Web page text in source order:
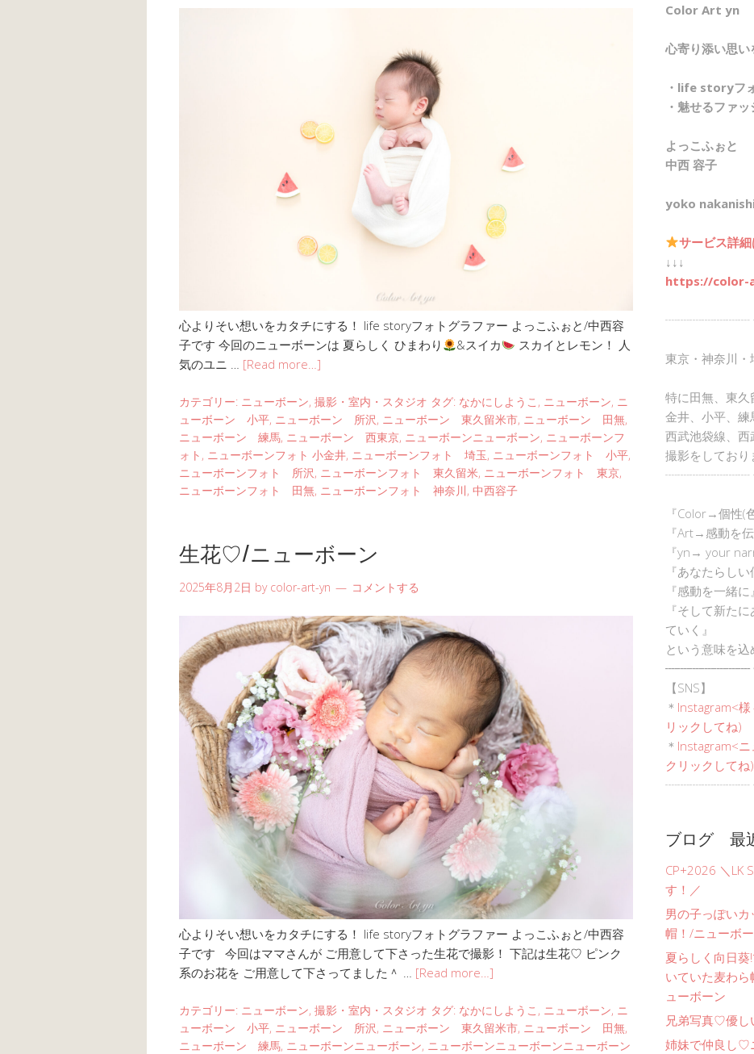
心よりそい想いをカタチにする！ life storyフォトグラファー よっこふぉと/中西容
子です 今回のニューボーンは 夏らしく ひまわり
&スイカ
スカイとレモン！ 人
気のユニ … [Read more…]
カテゴリー: ニューボーン, 撮影・室内・スタジオ タグ: なかにしようこ , ニューボーン, ニ
ューボーン 小平, ニューボーン 所沢, ニューボーン 東久留米市, ニューボーン 田無,
ニューボーン 練馬, ニューボーン 西東京, ニューボーンニューボーン, ニューボーンフ
ォト , ニューボーンフォト 小金井, ニューボーンフォト 埼玉, ニューボーンフォト 小平,
ニューボーンフォト 所沢, ニューボーンフォト 東久留米, ニューボーンフォト 東京,
ニューボーンフォト 田無, ニューボーンフォト 神奈川, 中西容子
生花♡/ニューボーン
2025年8月2日 by color-art-yn コメントする
心よりそい想いをカタチにする！ life storyフォトグラファー よっこふぉと/中西容
子です 今回はママさんが ご用意して下さった生花で撮影！ 下記は生花♡ ピンク
系のお花を ご用意して下さってました＾ … [Read more…]
カテゴリー: ニューボーン, 撮影・室内・スタジオ タグ: なかにしようこ , ニューボーン, ニ
ューボーン 小平, ニューボーン 所沢, ニューボーン 東久留米市, ニューボーン 田無,
ニューボーン 練馬, ニューボーンニューボーン, ニューボーンニューボーンニューボーン
Color Art yn
心寄り添い思い
・life storyフ
・魅せるファ
よっこふぉと
中西 容子
yoko
サービス詳
↓↓↓
https://color-
┈┈┈┈┈┈┈
東京・神奈川・
特に田無、東
金井、小平、練
西武池袋線、
撮影をしており
┈┈┈┈┈┈┈
『Color→個性(
『Art→感動を
『yn→ your
『あなたらし
『感動を一緒に』
『そして新た
ていく』
という意味を込
┈┈┈┈┈┈┈
【SNS】
＊ Instagram<様
リックしてね)
＊ Instagram<
クリックしてね)
┈┈┈┈┈┈┈
ブログ 最
CP+2026 ＼LK
す！／
男の子っぽい
帽！/ニューボ
夏らしく向日
いていた麦わ
ューボーン
兄弟写真♡優し
姉妹で仲良し♡